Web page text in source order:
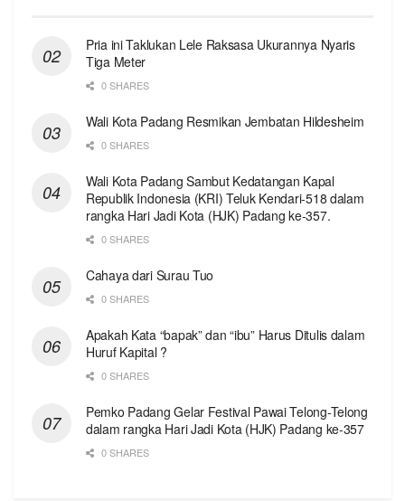
Pria ini Taklukan Lele Raksasa Ukurannya Nyaris
Tiga Meter
0 SHARES
Wali Kota Padang Resmikan Jembatan Hildesheim
0 SHARES
Wali Kota Padang Sambut Kedatangan Kapal
Republik Indonesia (KRI) Teluk Kendari-518 dalam
rangka Hari Jadi Kota (HJK) Padang ke-357.
0 SHARES
Cahaya dari Surau Tuo
0 SHARES
Apakah Kata “bapak” dan “ibu” Harus Ditulis dalam
Huruf Kapital ?
0 SHARES
Pemko Padang Gelar Festival Pawai Telong-Telong
dalam rangka Hari Jadi Kota (HJK) Padang ke-357
0 SHARES